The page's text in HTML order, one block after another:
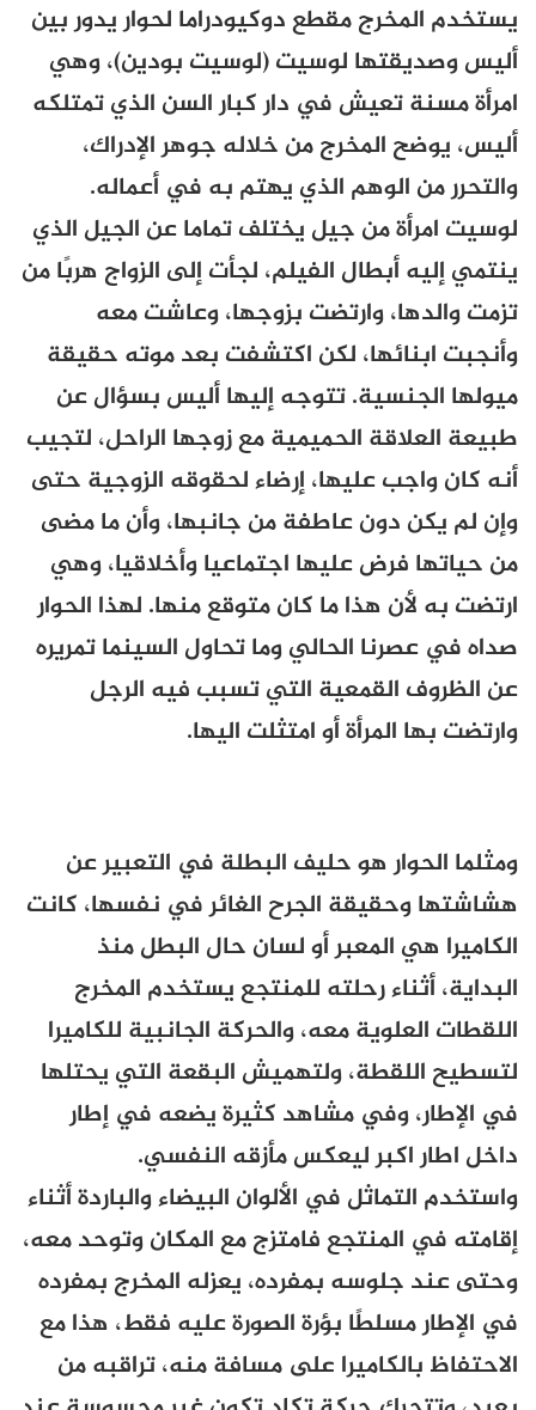
يستخدم المخرج مقطع دوكيودراما لحوار يدور بين
أليس وصديقتها لوسيت (لوسيت بودين)، وهي
امرأة مسنة تعيش في دار كبار السن الذي تمتلكه
أليس، يوضح المخرج من خلاله جوهر الإدراك،
والتحرر من الوهم الذي يهتم به في أعماله.
لوسيت امرأة من جيل يختلف تماما عن الجيل الذي
ينتمي إليه أبطال الفيلم، لجأت إلى الزواج هربًا من
تزمت والدها، وارتضت بزوجها، وعاشت معه
وأنجبت ابنائها، لكن اكتشفت بعد موته حقيقة
ميولها الجنسية. تتوجه إليها أليس بسؤال عن
طبيعة العلاقة الحميمية مع زوجها الراحل، لتجيب
أنه كان واجب عليها، إرضاء لحقوقه الزوجية حتى
وإن لم يكن دون عاطفة من جانبها، وأن ما مضى
من حياتها فرض عليها اجتماعيا وأخلاقيا، وهي
ارتضت به لأن هذا ما كان متوقع منها. لهذا الحوار
صداه في عصرنا الحالي وما تحاول السينما تمريره
عن الظروف القمعية التي تسبب فيه الرجل
وارتضت بها المرأة أو امتثلت اليها.
ومثلما الحوار هو حليف البطلة في التعبير عن
هشاشتها وحقيقة الجرح الغائر في نفسها، كانت
الكاميرا هي المعبر أو لسان حال البطل منذ
البداية، أثناء رحلته للمنتجع يستخدم المخرج
اللقطات العلوية معه، والحركة الجانبية للكاميرا
لتسطيح اللقطة، ولتهميش البقعة التي يحتلها
في الإطار، وفي مشاهد كثيرة يضعه في إطار
داخل اطار اكبر ليعكس مأزقه النفسي.
واستخدم التماثل في الألوان البيضاء والباردة أثناء
إقامته في المنتجع فامتزج مع المكان وتوحد معه،
وحتى عند جلوسه بمفرده، يعزله المخرج بمفرده
في الإطار مسلطًا بؤرة الصورة عليه فقط، هذا مع
الاحتفاظ بالكاميرا على مسافة منه، تراقبه من